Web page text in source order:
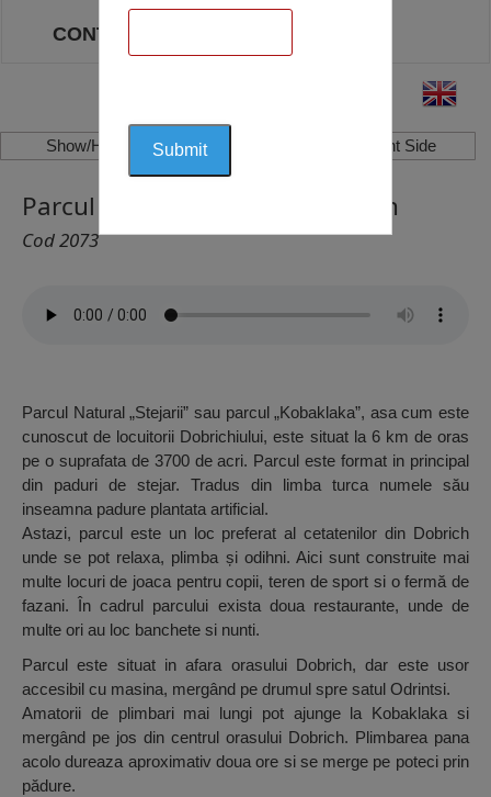
CONTACT
Show/Hide Left Side Show/Hide Right Side
Parcul Natural “Stejarii”, Dobrich
Cod 2073
Parcul Natural „Stejarii” sau parcul „Kobaklaka”, asa cum este
cunoscut de locuitorii Dobrichiului, este situat la 6 km de oras
pe o suprafata de 3700 de acri. Parcul este format in principal
din paduri de stejar. Tradus din limba turca numele său
inseamna padure plantata artificial.
Astazi, parcul este un loc preferat al cetatenilor din Dobrich
unde se pot relaxa, plimba și odihni. Aici sunt construite mai
multe locuri de joaca pentru copii, teren de sport si o fermă de
fazani. În cadrul parcului exista doua restaurante, unde de
multe ori au loc banchete si nunti.
Parcul este situat in afara orasului Dobrich, dar este usor
accesibil cu masina, mergând pe drumul spre satul Odrintsi.
Amatorii de plimbari mai lungi pot ajunge la Kobaklaka si
mergând pe jos din centrul orasului Dobrich. Plimbarea pana
acolo dureaza aproximativ doua ore si se merge pe poteci prin
pădure.